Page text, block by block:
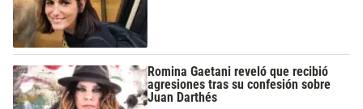
Romina Gaetani reveló que recibió
agresiones tras su confesión sobre
Juan Darthés